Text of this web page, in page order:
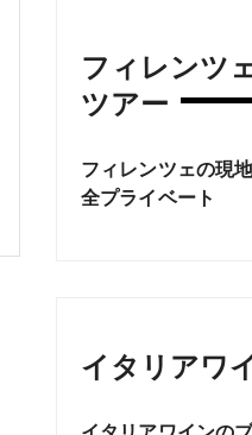
フィレンツ
ツアー
フィレンツェの現
全プライベート
イタリアワ